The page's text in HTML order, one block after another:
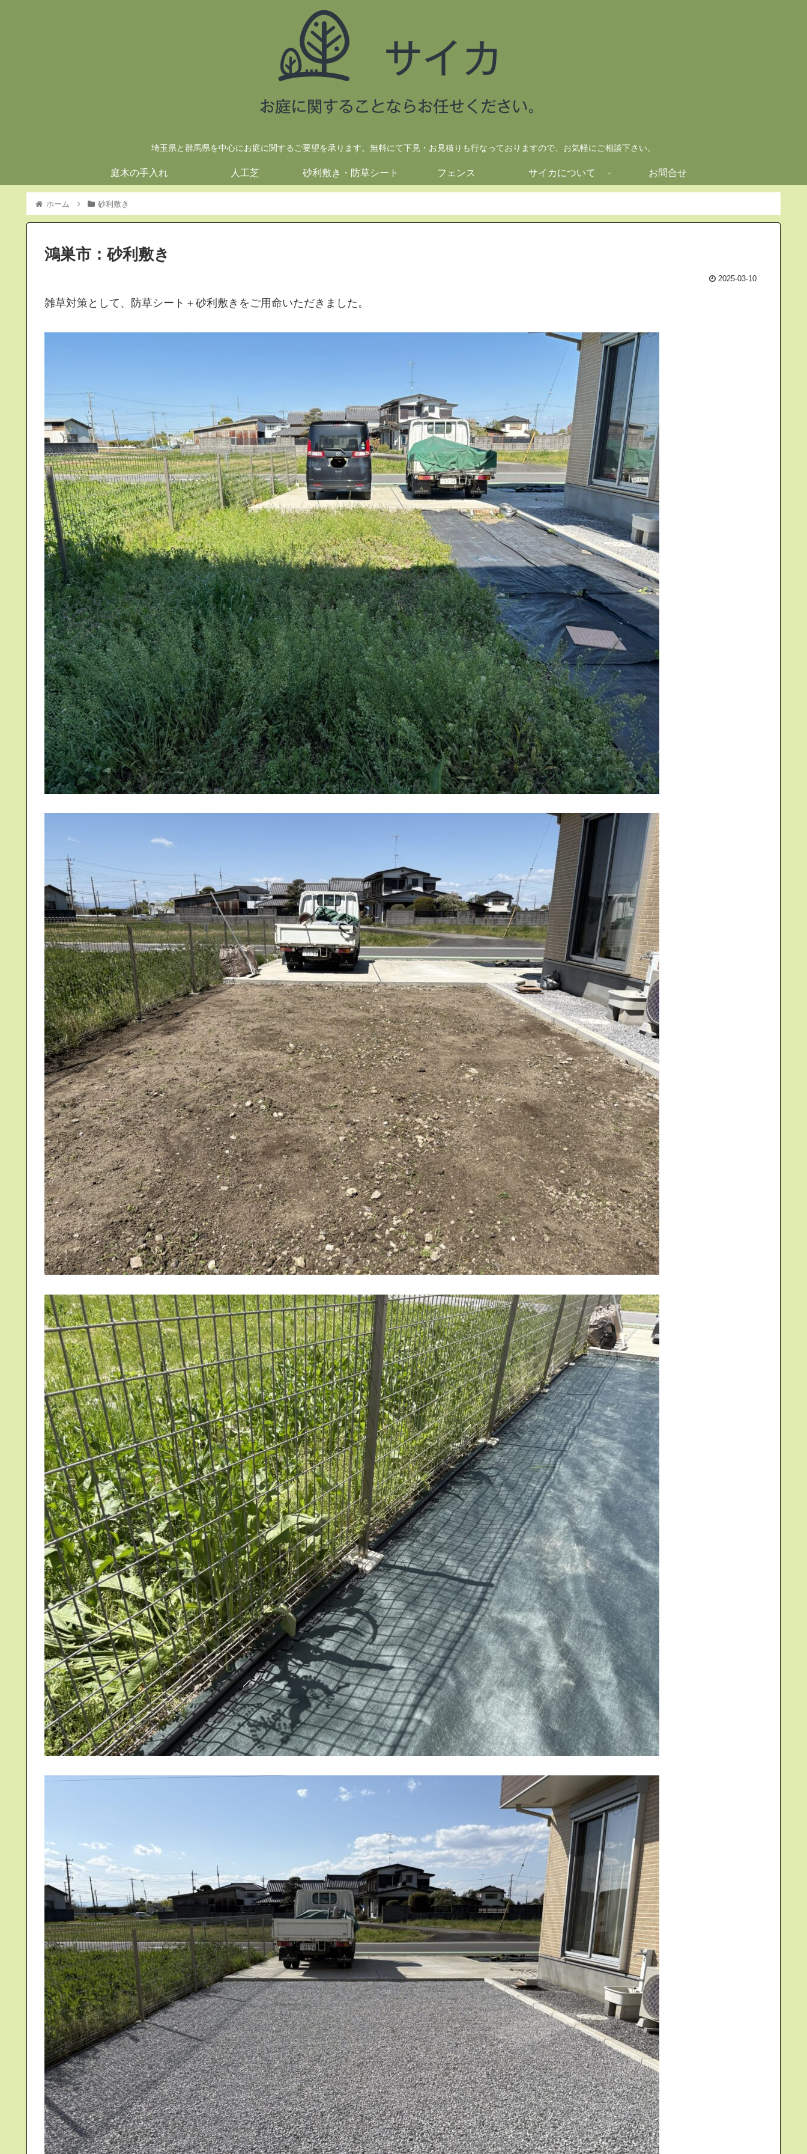
埼玉県と群馬県を中心にお庭に関するご要望を承ります。無料にて下見・お見積りも行なっておりますので、お気軽にご相談下さい。
庭木の手入れ 人工芝 砂利敷き・防草シート フェンス サイカについて お問合せ
ホーム 砂利敷き
鴻巣市：砂利敷き
2025-03-10
雑草対策として、防草シート＋砂利敷きをご用命いただきました。